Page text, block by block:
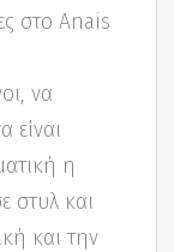
στο Anais
να
είναι
η
στυλ και
και την